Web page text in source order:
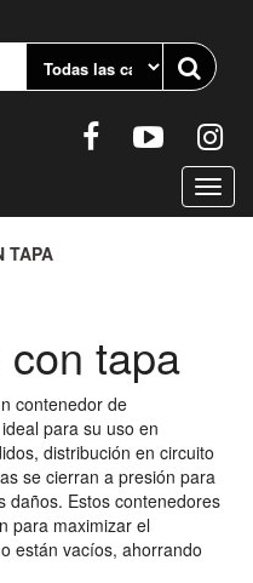
TAPA
tapa
contenedor de
para su uso en
distribución en circuito
se cierran a presión para
daños. Estos contenedores
para maximizar el
están vacíos, ahorrando